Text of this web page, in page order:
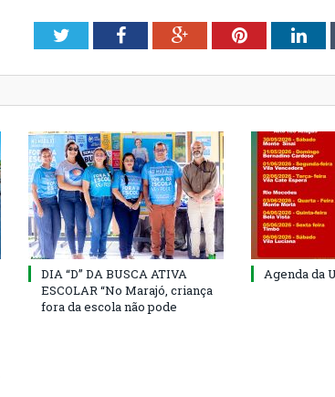
TwitterFacebookGoogle+Pinterest
DIA “D” DA BUSCA ATIVA
ESCOLAR “No Marajó, criança
fora da escola não pode
Agenda da